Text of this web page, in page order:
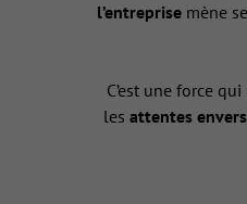
l’entreprisemène
C’est une force
les attentes